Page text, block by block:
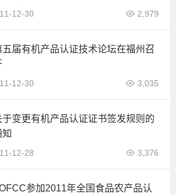
12-30 2,979
五届有机产品认证技术论坛在福州召
12-30 3,035
于变更有机产品认证证书签发规则的
知
12-28 3,376
参加2011年全国食品农产品认